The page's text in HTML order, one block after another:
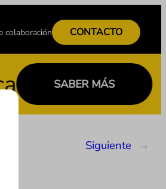
colaboración CONTACTO
MÁS
Siguiente →